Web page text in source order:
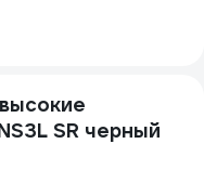
SR черный